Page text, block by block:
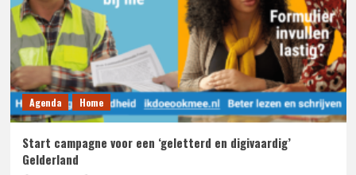
Agenda Home
Start campagne voor een ‘geletterd en digivaardig’
Gelderland